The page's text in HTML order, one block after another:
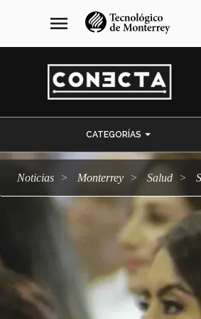
navegación
principal
menu
CATEGORÍAS
Noticias Monterrey salud